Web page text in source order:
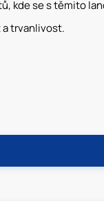
kde se s těmito
a trvanlivost.